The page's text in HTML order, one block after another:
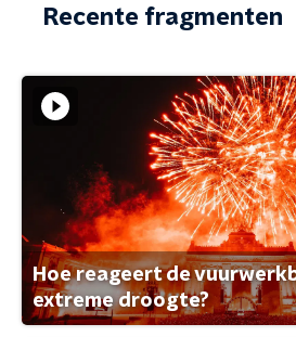
Recente fragmenten
Hoe reageert de
extreme droogte?